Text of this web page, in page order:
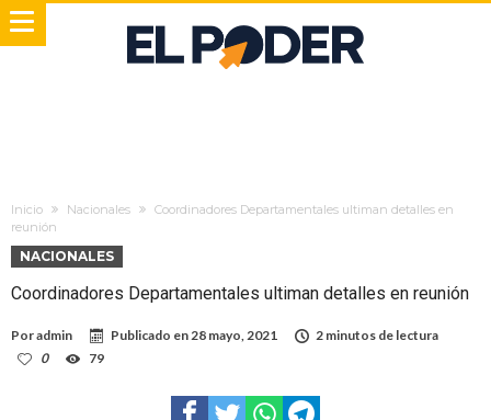
Inicio Nacionales
Coordinadores Departamentales ultiman detalles en
reunión
NACIONALES
Coordinadores Departamentales ultiman detalles en reunión
Poradmin Publicado en28 mayo, 2021
2 minutos de lectura
0
79